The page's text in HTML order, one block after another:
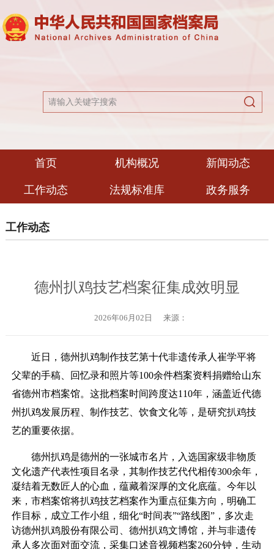
首页 机构概况 新闻动态
工作动态 法规标准库 政务服务
工作动态
德州扒鸡技艺档案征集成效明显
2026年06月02日 来源：
近日，德州扒鸡制作技艺第十代非遗传承人崔学平将
父辈的手稿、回忆录和照片等100余件档案资料捐赠给山东
省德州市档案馆。这批档案时间跨度达110年，涵盖近代德
州扒鸡发展历程、制作技艺、饮食文化等，是研究扒鸡技
艺的重要依据。
德州扒鸡是德州的一张城市名片，入选国家级非物质
文化遗产代表性项目名录，其制作技艺代代相传300余年，
凝结着无数匠人的心血，蕴藏着深厚的文化底蕴。今年以
来，市档案馆将扒鸡技艺档案作为重点征集方向，明确工
作目标，成立工作小组，细化“时间表”“路线图”，多次走
访德州扒鸡股份有限公司、德州扒鸡文博馆，并与非遗传
承人多次面对面交流，采集口述音视频档案260分钟，生动